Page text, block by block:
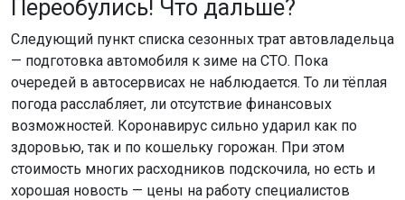
Переобулись! Что дальше?
Следующий пункт списка сезонных трат автовладельца
— подготовка автомобиля к зиме на СТО. Пока
очередей в автосервисах не наблюдается. То ли тёплая
погода расслабляет, ли отсутствие финансовых
возможностей. Коронавирус сильно ударил как по
здоровью, так и по кошельку горожан. При этом
стоимость многих расходников подскочила, но есть и
хорошая новость — цены на работу специалистов